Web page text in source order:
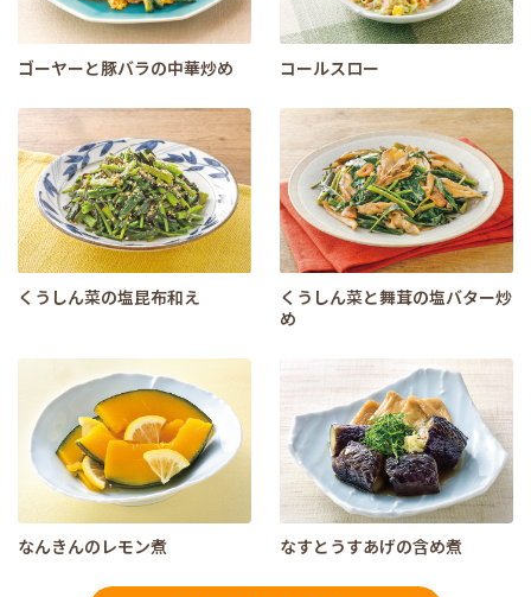
ゴーヤーと豚バラの中華炒め コールスロー
くうしん菜の塩昆布和え
くうしん菜と舞茸の塩バター炒
め
なんきんのレモン煮 なすとうすあげの含め煮